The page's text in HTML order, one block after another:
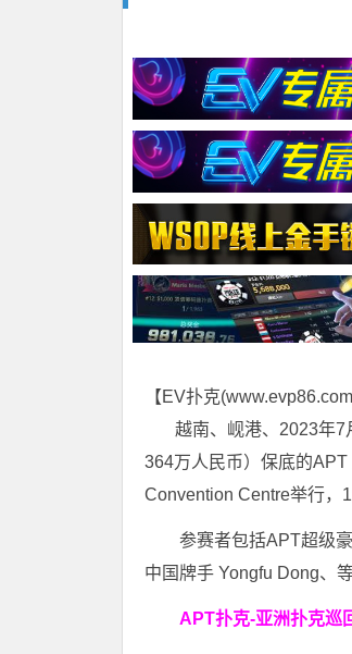
【EV扑克(www.evp86.com
越南、岘港、2023年7
364万人民币）保底的
Convention Centre举行，
参赛者包括APT超级
中国牌手 Yongfu Dong、等
APT扑克-亚洲扑克巡